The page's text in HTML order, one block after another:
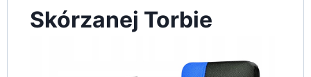
Skórzanej Torbie